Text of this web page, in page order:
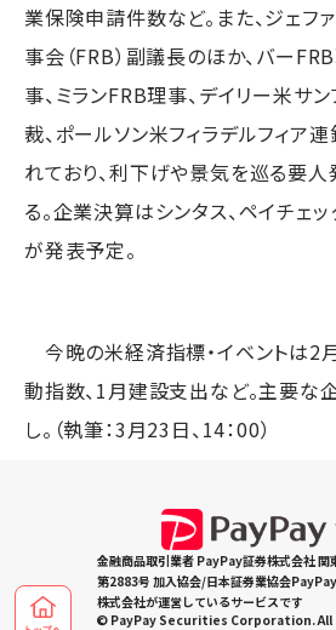
業保険申請件数など。また、ジェフ
事会（FRB）副議長のほか、バー
事、ミランFRB理事、デイリー米サ
裁、ポールソン米フィラデルフィア
れており、利下げや景気を巡る要
る。企業決算はシンタス、ペイチェッ
が発表予定。
今晩の米経済指標・イベントは2
動指数、1月建設支出など。主要な
し。（執筆：3月23日、14：00）
金融商品取引業者 PayPay証券株式会社 関
第2883号 加入協会/日本証券業協会
株式会社が運営しているサービスです
© PayPay Securities Corporation.